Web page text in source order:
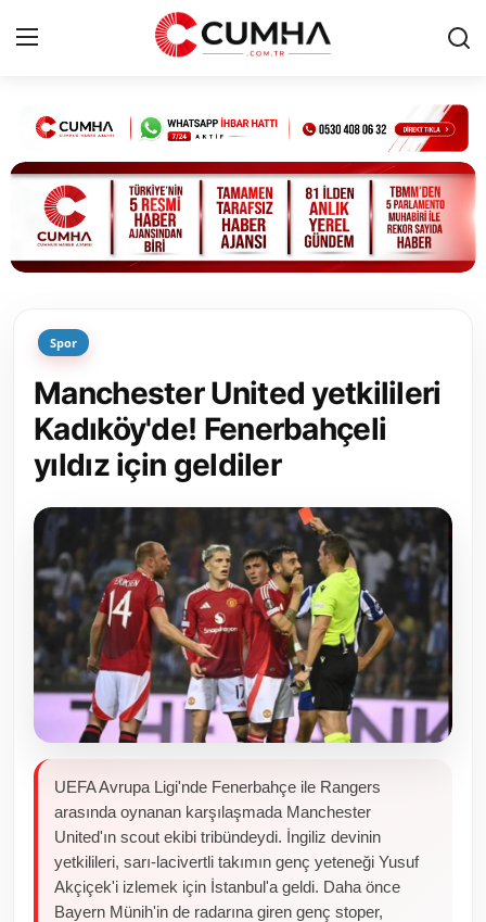
Kurumsal
Cumhurbaşkanlığı
Bakanlıklar
Siyasi Partiler
Yerel Yönetimler
Mülki İdare
Toplum ve Yaşam
Sivil Toplum Kuruluşları
Kamu Kurumları ve Üst Kurullar
Resmi Reklamlar
Spor
Manchester United yetkilileri
Kadıköy'de! Fenerbahçeli
yıldız için geldiler
UEFA Avrupa Ligi'nde Fenerbahçe ile Rangers
arasında oynanan karşılaşmada Manchester
United'ın scout ekibi tribündeydi. İngiliz devinin
yetkilileri, sarı-lacivertli takımın genç yeteneği Yusuf
Akçiçek'i izlemek için İstanbul'a geldi. Daha önce
Bayern Münih'in de radarına giren genç stoper,